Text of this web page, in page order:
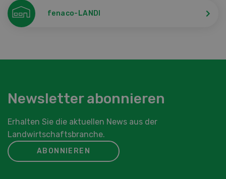
fenaco-LANDI
Newsletter abonnieren
Erhalten Sie die aktuellen News aus der
Landwirtschaftsbranche.
ABONNIEREN